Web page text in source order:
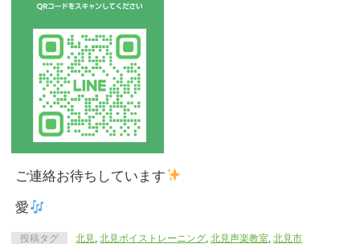
ご連絡お待ちしています
愛
投稿タグ 北見,北見ボイストレーニング,北見声楽教室,北見市